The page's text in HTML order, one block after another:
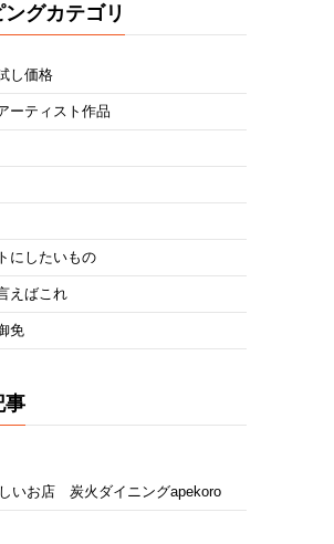
グカテゴリ
し価格
ーティスト作品
にしたいもの
えばこれ
免
事
いお店 炭火ダイニングapekoro